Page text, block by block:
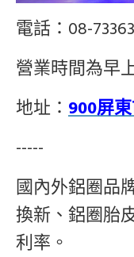
電話：08-
營業時間為早
地址： 900屏
-----
國內外鋁圈品
換新、鋁圈胎
利率。